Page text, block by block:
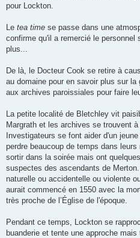
pour Lockton.
Le tea time se passe dans une
confirme qu'il a remercié le
plus...
De là, le Docteur Cook se retire à
au domaine pour en savoir plus sur
aux archives paroissiales pour faire
La petite localité de Bletchley vit
Margrath et les archives se trouvent
Investigateurs se font aider d'un
perdre beaucoup de temps dans
sortir dans la soirée mais ont
suspectes des ascendants de
naturelle ou accidentelle ou violente
aurait commencé en 1550 avec la
très proche de l’Église de l'époque.
Pendant ce temps, Lockton se
buanderie et tente une approche